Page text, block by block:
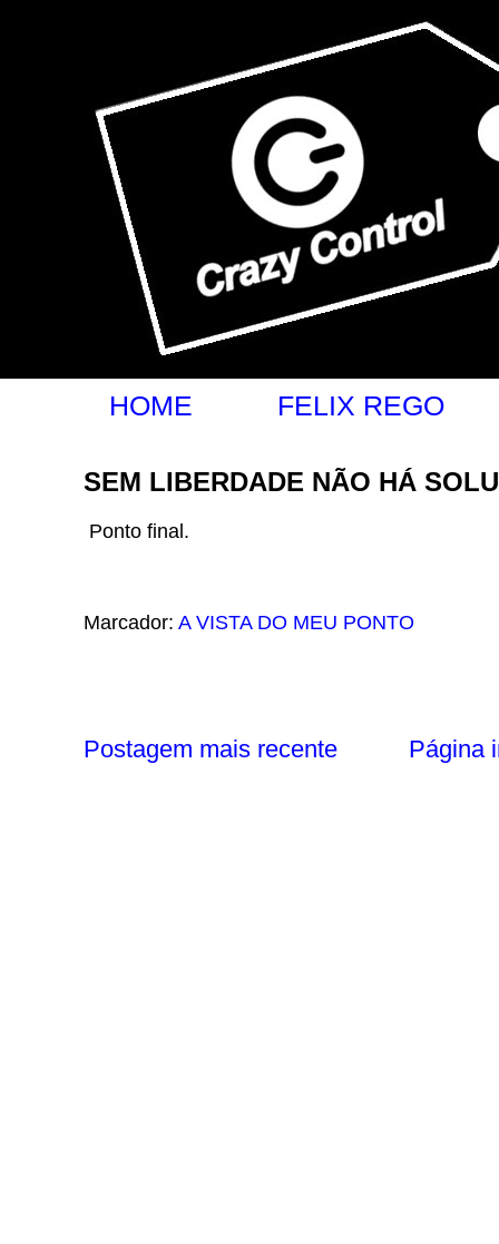
HOME FELIX REGO
SEM LIBERDADE NÃO HÁ
Ponto final.
Marcador:A VISTA DO MEU PONTO
Postagem mais recente Página